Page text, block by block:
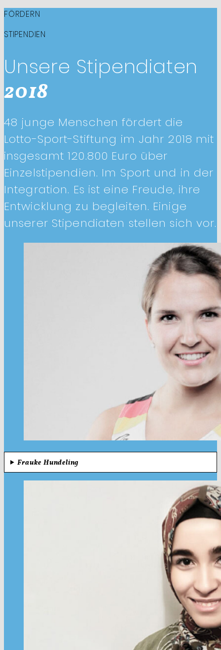
FÖRDERN
STIPENDIEN
Unsere Stipendiaten
2018
48 junge Menschen fördert die
Lotto-Sport-Stiftung im Jahr 2018 mit
insgesamt 120.800 Euro über
Einzelstipendien. Im Sport und in der
Integration. Es ist eine Freude, ihre
Entwicklung zu begleiten. Einige
unserer Stipendiaten stellen sich vor.
Frauke Hundeling